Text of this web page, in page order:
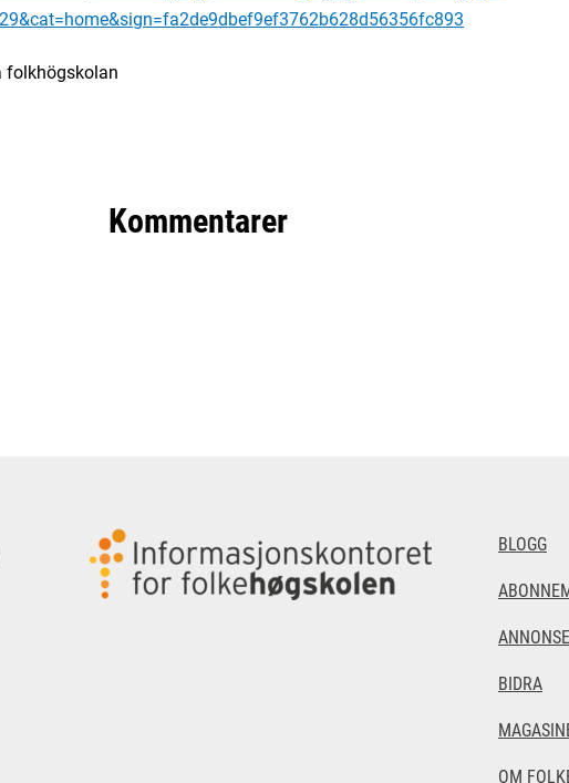
folkhögskolan
Kommentarer
BLOGG
BIDRA
OM